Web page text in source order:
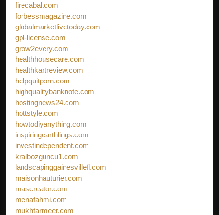
firecabal.com
forbessmagazine.com
globalmarketlivetoday.com
gpl-license.com
grow2every.com
healthhousecare.com
healthkartreview.com
helpquitporn.com
highqualitybanknote.com
hostingnews24.com
hottstyle.com
howtodiyanything.com
inspiringearthlings.com
investindependent.com
kralbozguncu1.com
landscapinggainesvillefl.com
maisonhauturier.com
mascreator.com
menafahmi.com
mukhtarmeer.com